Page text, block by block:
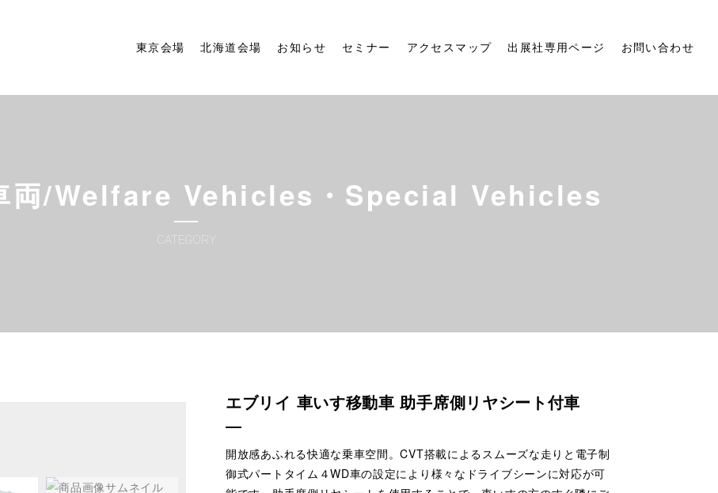
東京会場 北海道会場 お知らせ セミナー アクセスマップ 出展社専用ページ お問い合わせ
両/Welfare Vehicles・Special Vehicles
CATEGORY
エブリイ 車いす移動車 助手席側リヤシート付車
開放感あふれる快適な乗車空間。CVT搭載によるスムーズな走りと電子制
御式パートタイム４WD車の設定により様々なドライブシーンに対応が可